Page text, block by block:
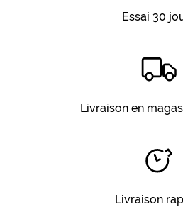
Essai 30
Livraison en
Livraison